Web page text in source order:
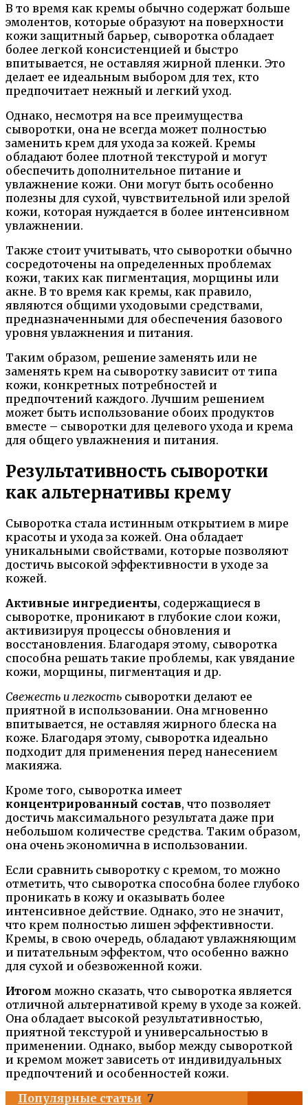
В то время как кремы обычно содержат больше
эмолентов, которые образуют на поверхности
кожи защитный барьер, сыворотка обладает
более легкой консистенцией и быстро
впитывается, не оставляя жирной пленки. Это
делает ее идеальным выбором для тех, кто
предпочитает нежный и легкий уход.
Однако, несмотря на все преимущества
сыворотки, она не всегда может полностью
заменить крем для ухода за кожей. Кремы
обладают более плотной текстурой и могут
обеспечить дополнительное питание и
увлажнение кожи. Они могут быть особенно
полезны для сухой, чувствительной или зрелой
кожи, которая нуждается в более интенсивном
увлажнении.
Также стоит учитывать, что сыворотки обычно
сосредоточены на определенных проблемах
кожи, таких как пигментация, морщины или
акне. В то время как кремы, как правило,
являются общими уходовыми средствами,
предназначенными для обеспечения базового
уровня увлажнения и питания.
Таким образом, решение заменять или не
заменять крем на сыворотку зависит от типа
кожи, конкретных потребностей и
предпочтений каждого. Лучшим решением
может быть использование обоих продуктов
вместе – сыворотки для целевого ухода и крема
для общего увлажнения и питания.
Результативность сыворотки
как альтернативы крему
Сыворотка стала истинным открытием в мире
красоты и ухода за кожей. Она обладает
уникальными свойствами, которые позволяют
достичь высокой эффективности в уходе за
кожей.
Активные ингредиенты, содержащиеся в
сыворотке, проникают в глубокие слои кожи,
активизируя процессы обновления и
восстановления. Благодаря этому, сыворотка
способна решать такие проблемы, как увядание
кожи, морщины, пигментация и др.
Свежесть и легкость сыворотки делают ее
приятной в использовании. Она мгновенно
впитывается, не оставляя жирного блеска на
коже. Благодаря этому, сыворотка идеально
подходит для применения перед нанесением
макияжа.
Кроме того, сыворотка имеет
концентрированный состав, что позволяет
достичь максимального результата даже при
небольшом количестве средства. Таким образом,
она очень экономична в использовании.
Если сравнить сыворотку с кремом, то можно
отметить, что сыворотка способна более глубоко
проникать в кожу и оказывать более
интенсивное действие. Однако, это не значит,
что крем полностью лишен эффективности.
Кремы, в свою очередь, обладают увлажняющим
и питательным эффектом, что особенно важно
для сухой и обезвоженной кожи.
Итогом можно сказать, что сыворотка является
отличной альтернативой крему в уходе за кожей.
Она обладает высокой результативностью,
приятной текстурой и универсальностью в
применении. Однако, выбор между сывороткой
и кремом может зависеть от индивидуальных
предпочтений и особенностей кожи.
Популярные статьи 7